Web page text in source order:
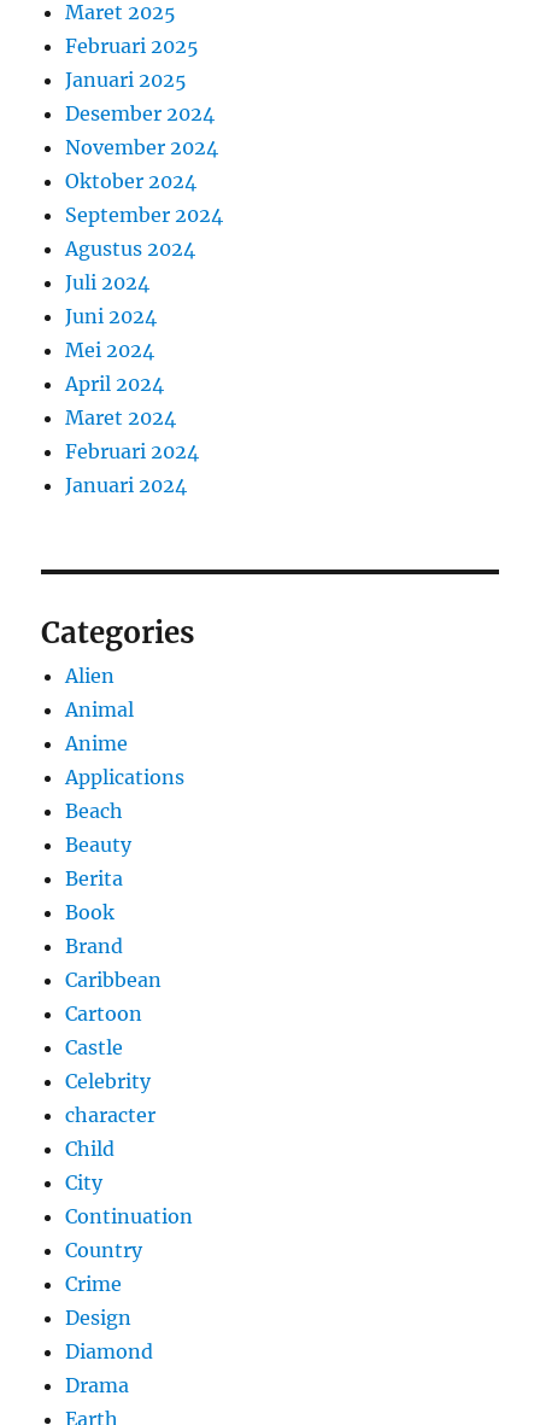
Maret 2025
Februari 2025
Januari 2025
Desember 2024
November 2024
Oktober 2024
September 2024
Agustus 2024
Juli 2024
Juni 2024
Mei 2024
April 2024
Maret 2024
Februari 2024
Januari 2024
Categories
Alien
Animal
Anime
Applications
Beach
Beauty
Berita
Book
Brand
Caribbean
Cartoon
Castle
Celebrity
character
Child
City
Continuation
Country
Crime
Design
Diamond
Drama
Earth